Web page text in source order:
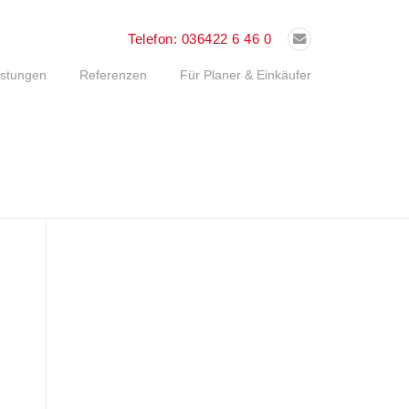
Telefon: 036422 6 46 0
Referenzen Für Planer & Einkäufer